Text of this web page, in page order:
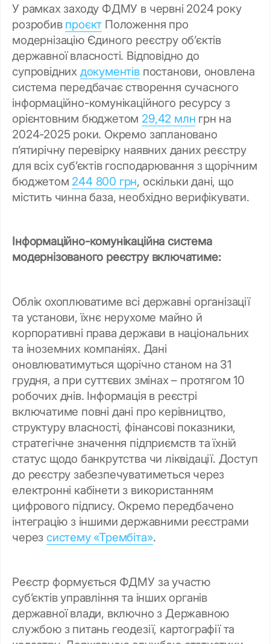
У рамках заходу ФДМУ в червні 2024 року
розробив проєкт Положення про
модернізацію Єдиного реєстру об’єктів
державної власності. Відповідно до
супровідних документівпостанови, оновлена
система передбачає створення сучасного
інформаційно-комунікаційного ресурсу з
орієнтовним бюджетом 29,42 млн грн на
2024-2025 роки. Окремо заплановано
п’ятирічну перевірку наявних даних реєстру
для всіх суб’єктів господарювання з щорічним
бюджетом 244 800 грн, оскільки дані, що
містить чинна база, необхідно верифікувати.
Інформаційно-комунікаційна система
модернізованого реєстру включатиме:
Облік охоплюватиме всі державні організації
та установи, їхнє нерухоме майно й
корпоративні права держави в національних
та іноземних компаніях. Дані
оновлюватимуться щорічно станом на 31
грудня, а при суттєвих змінах – протягом 10
робочих днів. Інформація в реєстрі
включатиме повні дані про керівництво,
структуру власності, фінансові показники,
стратегічне значення підприємств та їхній
статус щодо банкрутства чи ліквідації. Доступ
до реєстру забезпечуватиметься через
електронні кабінети з використанням
цифрового підпису. Окремо передбачено
інтеграцію з іншими державними реєстрами
через систему «Трембіта».
Реєстр формується ФДМУ за участю
суб’єктів управління та інших органів
державної влади, включно з Державною
службою з питань геодезії, картографії та